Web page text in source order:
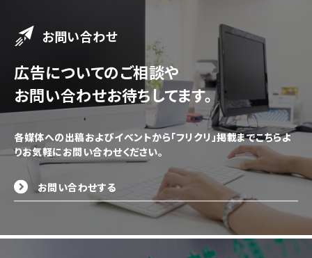
お問い合わせ
広告についてのご相談や
お問い合わせお待ちしてます。
各媒体への出稿およびイベントから「フリクリ」掲載までこちらよ
りお気軽にお問い合わせください。
お問い合わせする